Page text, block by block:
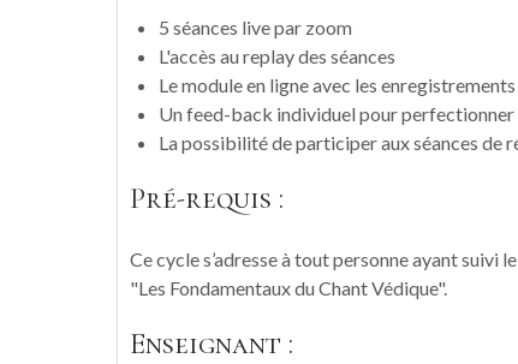
5 séances live par zoom
L'accès au replay des séances
Le module en ligne avec les
Un feed-back individuel pour perfectionner
La possibilité de participer aux séances de
Pré-requis :
Ce cycle s’adresse à tout personne ayant suivi
"Les Fondamentaux du Chant Védique".
Enseignant :